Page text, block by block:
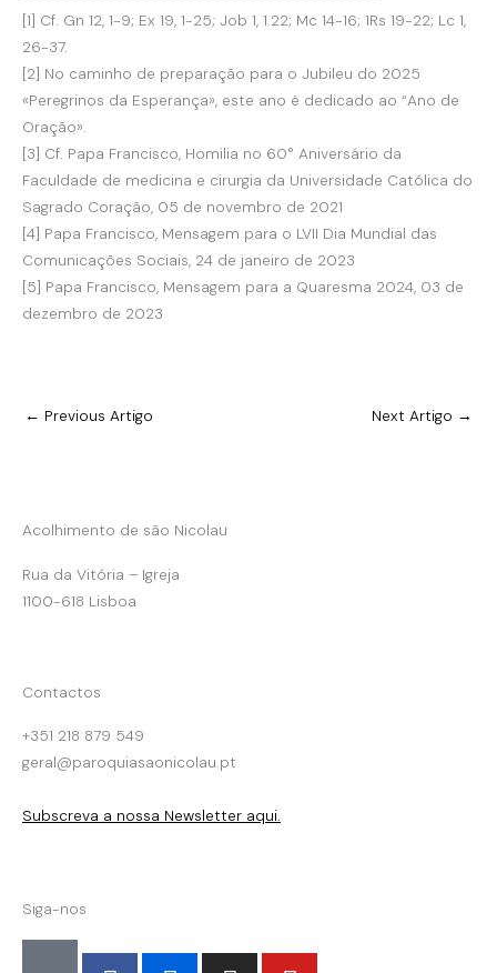
[1] Cf. Gn 12, 1-9; Ex 19, 1-25; Job 1, 1.22; Mc 14-16; 1Rs 19-22; Lc 1,
26-37.
[2] No caminho de preparação para o Jubileu do 2025
«Peregrinos da Esperança», este ano é dedicado ao “Ano de
Oração».
[3] Cf. Papa Francisco, Homilia no 60° Aniversário da
Faculdade de medicina e cirurgia da Universidade Católica do
Sagrado Coração, 05 de novembro de 2021
[4] Papa Francisco, Mensagem para o LVII Dia Mundial das
Comunicações Sociais, 24 de janeiro de 2023
[5] Papa Francisco, Mensagem para a Quaresma 2024, 03 de
dezembro de 2023
← Previous Artigo Next Artigo →
Acolhimento de são Nicolau
Rua da Vitória – Igreja
1100-618 Lisboa
Contactos
+351 218 879 549
geral@paroquiasaonicolau.pt
Subscreva a nossa Newsletter aqui.
Siga-nos
F F I Y